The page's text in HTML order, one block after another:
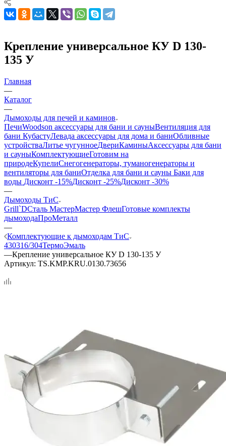
Крепление универсальное КУ D 130-
135 У
Главная
—
Каталог
—
Дымоходы для печей и каминов
ПечиWoodson аксессуары для бани и сауныВентиляция для
бани КубастуЛевада аксессуары для дома и баниОбливные
устройстваЛитье чугунноеДвериКаминыАксессуары для бани
и сауныКомплектующиеГотовим на
природеКупелиСнегогенераторы, туманогенераторы и
вентиляторы для баниОтделка для бани и сауны Баки для
воды Дисконт -15%Дисконт -25%Дисконт -30%
—
Дымоходы ТиС
Grill`DСталь МастерМастер ФлешГотовые комплекты
дымоходаПроМеталл
—
Комплектующие к дымоходам ТиС
430316/304ТермоЭмаль
—Крепление универсальное КУ D 130-135 У
Артикул: TS.KMP.KRU.0130.73656